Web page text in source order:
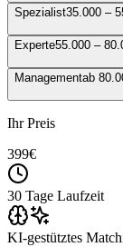
Spezialist35.000 –
Experte55.000 –
Managementab
Ihr Preis
399€
30 Tage Laufzeit
KI-gestütztes